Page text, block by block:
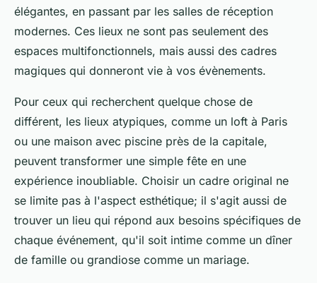
élégantes, en passant par les salles de réception
modernes. Ces lieux ne sont pas seulement des
espaces multifonctionnels, mais aussi des cadres
magiques qui donneront vie à vos évènements.
Pour ceux qui recherchent quelque chose de
différent, les lieux atypiques, comme un loft à Paris
ou une maison avec piscine près de la capitale,
peuvent transformer une simple fête en une
expérience inoubliable. Choisir un cadre original ne
se limite pas à l'aspect esthétique; il s'agit aussi de
trouver un lieu qui répond aux besoins spécifiques de
chaque événement, qu'il soit intime comme un dîner
de famille ou grandiose comme un mariage.